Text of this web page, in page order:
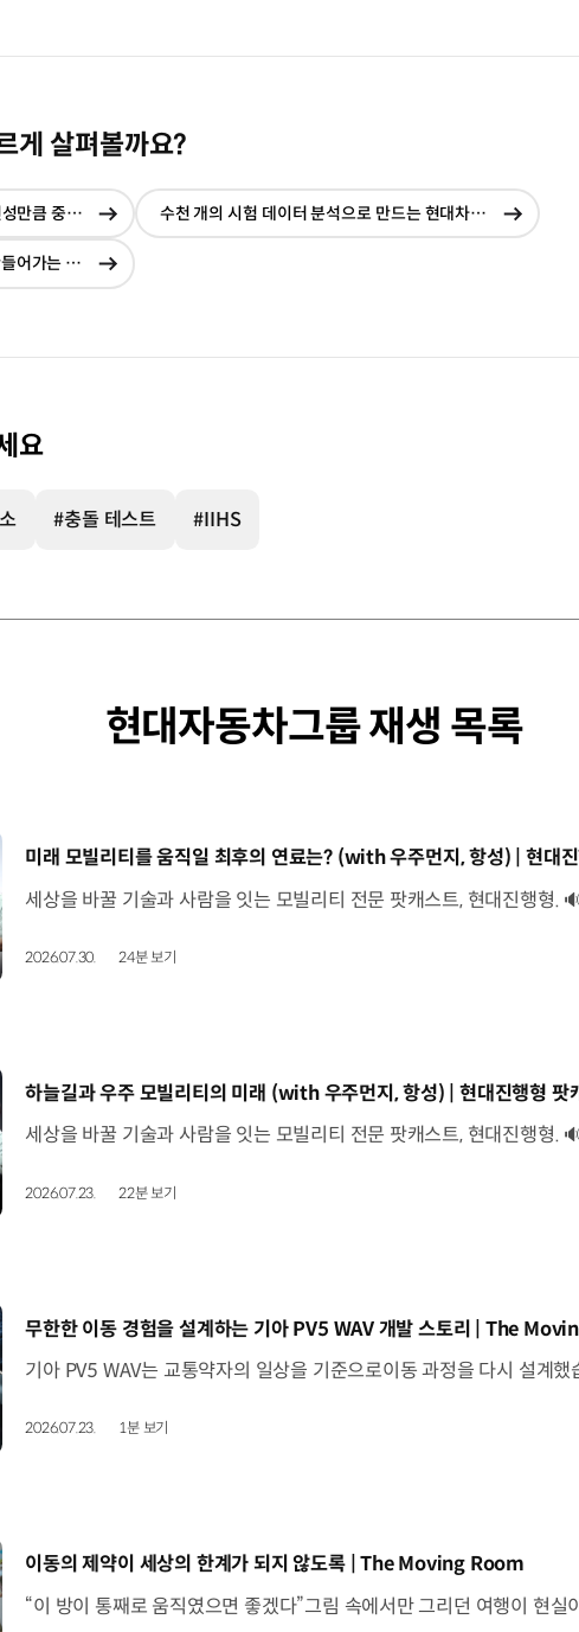
게 살펴볼까요?
미국 IIHS 충돌평가에서 충돌 후 안전성만큼 중요한 충돌 예방 기술
현재창에서
이동
수천 개의 시험 데이터 분석으로 만드는 현대차그룹의 차체 구조 개발
현재창
생명을 보호하는 차량 안전 기준을 만들어가는 현대차그룹 남양연구소 충돌시험장
현재창에서
요
#충돌 테스트 #IIHS
현대자동차그룹 재생 목록
[동영상]
미래 모빌리티를 움직일 최후의 연료는? (with 우주먼지, 항성) | 현대
2026.07.30. 24분 보기
[동영상]
하늘길과 우주 모빌리티의 미래 (with 우주먼지, 항성) | 현대진행형 팟
2026.07.23. 22분 보기
[동영상]
무한한 이동 경험을 설계하는 기아 PV5 WAV 개발 스토리 | The
2026.07.23. 1분 보기
[동영상]
이동의 제약이 세상의 한계가 되지 않도록 | The Moving Room